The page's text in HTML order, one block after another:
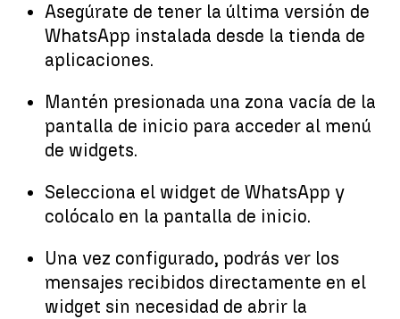
Asegúrate de tener la última versión de
WhatsApp instalada desde la tienda de
aplicaciones.
Mantén presionada una zona vacía de la
pantalla de inicio para acceder al menú
de widgets.
Selecciona el widget de WhatsApp y
colócalo en la pantalla de inicio.
Una vez configurado, podrás ver los
mensajes recibidos directamente en el
widget sin necesidad de abrir la